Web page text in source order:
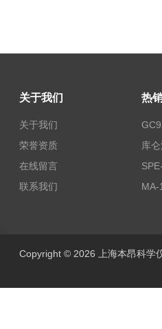
关于我们
关于我们
荣誉资质
在线留言
联系我们
热
Copyright © 2026 上海本昂科学